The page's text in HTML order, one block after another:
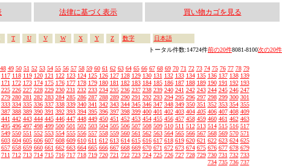
法律に基づく表示 買い物カゴを見る
T U V W X Y Z 数字
日本語
トータル件数:14724件前の20件8081-8100次の20件
48 49 50 51 52 53 54 55 56 57 58 59 60 61 62 63 64 65 66 67 68 69 70 71 72 73 74 75 76 77 78 79
117 118 119 120 121 122 123 124 125 126 127 128 129 130 131 132 133 134 135 136 137 138 139
171 172 173 174 175 176 177 178 179 180 181 182 183 184 185 186 187 188 189 190 191 192 193
225 226 227 228 229 230 231 232 233 234 235 236 237 238 239 240 241 242 243 244 245 246 247
279 280 281 282 283 284 285 286 287 288 289 290 291 292 293 294 295 296 297 298 299 300 301
333 334 335 336 337 338 339 340 341 342 343 344 345 346 347 348 349 350 351 352 353 354 355
387 388 389 390 391 392 393 394 395 396 397 398 399 400 401 402 403 404 405 406 407 408 409
441 442 443 444 445 446 447 448 449 450 451 452 453 454 455 456 457 458 459 460 461 462 463
495 496 497 498 499 500 501 502 503 504 505 506 507 508 509 510 511 512 513 514 515 516 517
549 550 551 552 553 554 555 556 557 558 559 560 561 562 563 564 565 566 567 568 569 570 571
603 604 605 606 607 608 609 610 611 612 613 614 615 616 617 618 619 620 621 622 623 624 625
657 658 659 660 661 662 663 664 665 666 667 668 669 670 671 672 673 674 675 676 677 678 679
711 712 713 714 715 716 717 718 719 720 721 722 723 724 725 726 727 728 729 730 731 732 733
734 735 736 737